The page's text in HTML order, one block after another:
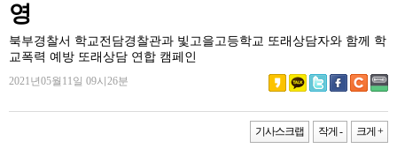
영
북부경찰서 학교전담경찰관과 빛고을고등학교 또래상담자와 함께 학
교폭력 예방 또래상담 연합 캠페인
2021년05월11일 09시26분
기사스크랩 작게 - 크게 +